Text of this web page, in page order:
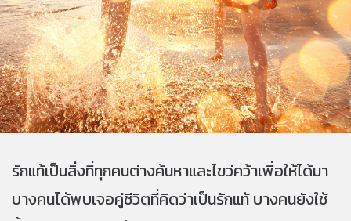
รักแท้เป็นสิ่งที่ทุกคนต่างค้นหาและไขว่คว้าเพื่อให้ได้มา
บางคนได้พบเจอคู่ชีวิตที่คิดว่าเป็นรักแท้ บางคนยังใช้